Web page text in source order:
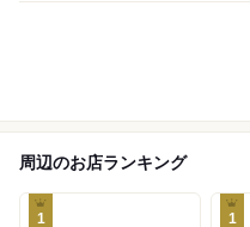
周辺のお店ランキング
1 1